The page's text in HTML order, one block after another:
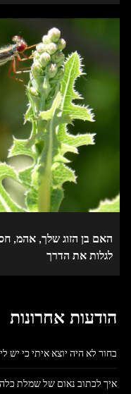
האם בן הזוג שלך, אהמ,
לגלות את הדרך
הודעות אחרונות
בחור לא היה יוצא איתי כי יש
איך לכתוב נאום של שמלת